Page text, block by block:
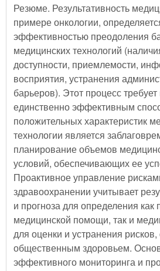
Резюме. Результативность
примере онкологии,
эффективностью преодоления
медицинских технологий
доступности, приемлемости,
восприятия, устранения
барьеров). Этот процесс
единственно эффективным
положительных характеристик
технологии является
планирование объемов
условий, обеспечивающих ее
Проактивное управление
здравоохранении учитывает
и прогноза для определения как
медицинской помощи, так и
для оценки и устранения
общественным здоровьем.
эффективного мониторинга и